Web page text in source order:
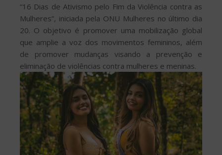
“16 Dias de Ativismo pelo Fim da Violência contra as
Mulheres”, iniciada pela ONU Mulheres no último dia
20. O objetivo é promover uma mobilização global
que amplie a voz dos movimentos femininos, além
de promover mudanças visando a prevenção e
eliminação de violências contra mulheres e meninas.